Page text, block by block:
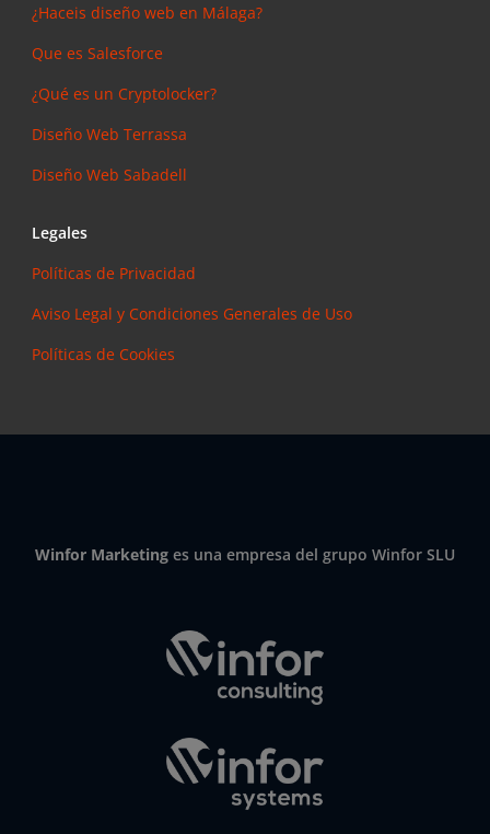
¿Haceis diseño web en Málaga?
Que es Salesforce
¿Qué es un Cryptolocker?
Diseño Web Terrassa
Diseño Web Sabadell
Legales
Políticas de Privacidad
Aviso Legal y Condiciones Generales de Uso
Políticas de Cookies
Winfor Marketing es una empresa del grupo Winfor SLU